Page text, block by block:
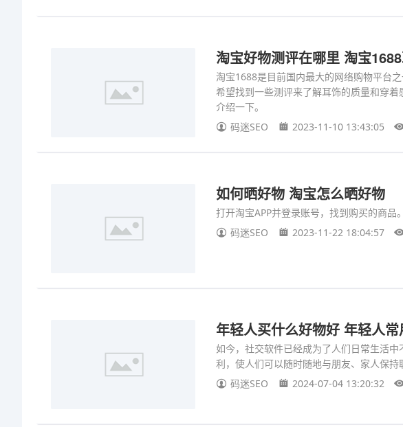
淘宝好物测评在哪里 淘宝
淘宝1688是目前国内最大的网络购物平台
希望找到一些测评来了解耳饰的质量和穿
介绍一下。
码迷SEO
2023-11-10 13:43:05
如何晒好物 淘宝怎么晒好物
打开淘宝APP并登录账号，找到购买的商品。
码迷SEO
2023-11-22 18:04:57
年轻人买什么好物好 年轻人
如今，社交软件已经成为了人们日常生活
利，使人们可以随时随地与朋友、家人保持
码迷SEO
2024-07-04 13:20:32